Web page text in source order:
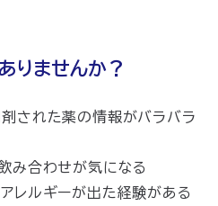
りませんか？
された薬の情報がバラバラ
み合わせが気になる
レルギーが出た経験がある